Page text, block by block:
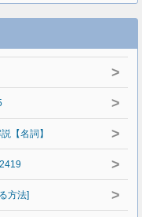
>
>
【名詞】 >
>
方法] >